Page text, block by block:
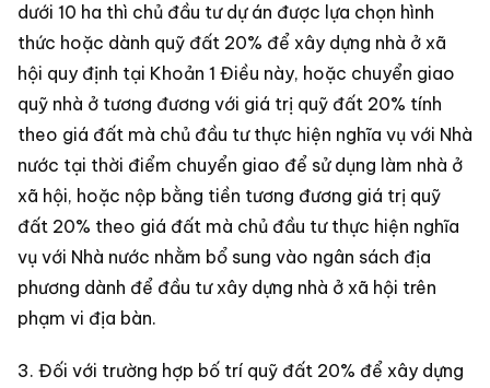
dưới 10 ha thì chủ đầu tư dự án được lựa chọn hình
thức hoặc dành quỹ đất 20% để xây dựng nhà ở xã
hội quy định tại Khoản 1 Điều này, hoặc chuyển giao
quỹ nhà ở tương đương với giá trị quỹ đất 20% tính
theo giá đất mà chủ đầu tư thực hiện nghĩa vụ với Nhà
nước tại thời điểm chuyển giao để sử dụng làm nhà ở
xã hội, hoặc nộp bằng tiền tương đương giá trị quỹ
đất 20% theo giá đất mà chủ đầu tư thực hiện nghĩa
vụ với Nhà nước nhằm bổ sung vào ngân sách địa
phương dành để đầu tư xây dựng nhà ở xã hội trên
phạm vi địa bàn.
3. Đối với trường hợp bố trí quỹ đất 20% để xây dựng